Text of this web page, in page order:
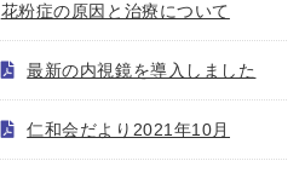
花粉症の原因と治療について
最新の内視鏡を導入しました
仁和会だより2021年10月